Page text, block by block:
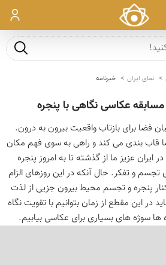
ورود
جست و
نمای ایران خبرنامه
عکاسی نگاهی با پنجره
فضا برای بازتاب واقعیت بیرون به درون.
قاب بندی می کند و راهی به سوی فهم مکان
ایران عزیز ما از گذشته تا به امروز پنجره
تجسم و تفکر. حال آنکه در این روزهای الزام
پنجره و تجسم محیط بیرون جزیی از لذت
در این مقطع از زمان بتوانیم با تقویت نگاه
سوژه های بسیاری برای عکاسی بیابیم.